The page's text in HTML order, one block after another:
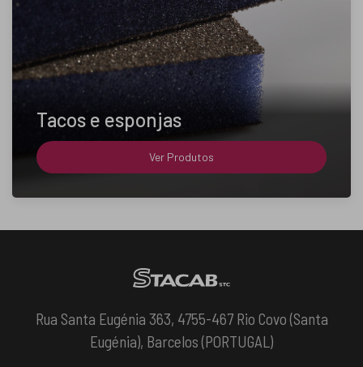
Tacos e esponjas
Ver Produtos
Rua Santa Eugénia 363, 4755-467 Rio Covo (Santa
Eugénia), Barcelos (PORTUGAL)